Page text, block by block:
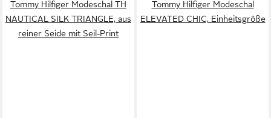
Tommy Hilfiger Modeschal TH
NAUTICAL SILK TRIANGLE, aus
reiner Seide mit Seil-Print
Tommy Hilfiger Modeschal
ELEVATED CHIC, Einheitsgröße